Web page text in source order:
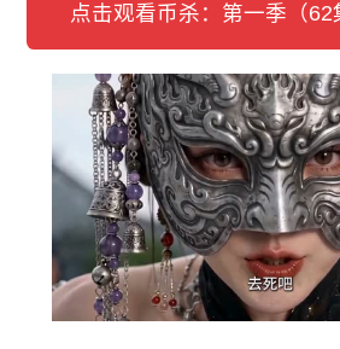
点击观看币杀：第一季（62